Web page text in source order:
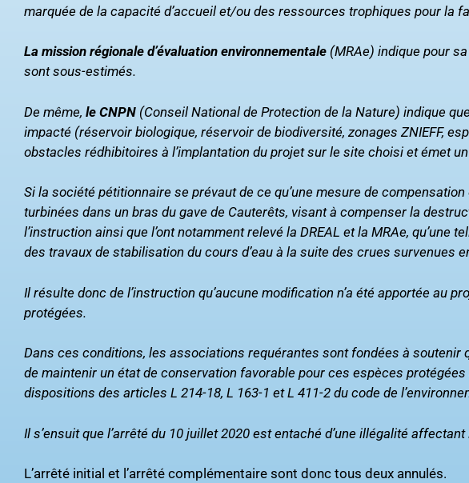
marquée de la capacité d’accueil et/ou des ressources trophiques pour la
La mission régionale d’évaluation environnementale (MRAe) indique pour
sont sous-estimés.
De même, le CNPN (Conseil National de Protection de la Nature) indique
impacté (réservoir biologique, réservoir de biodiversité, zonages ZNIEFF,
obstacles rédhibitoires à l’implantation du projet sur le site choisi et émet
Si la société pétitionnaire se prévaut de ce qu’une mesure de
turbinées dans un bras du gave de Cauterêts, visant à compenser la
l’instruction ainsi que l’ont notamment relevé la DREAL et la MRAe, qu’une
des travaux de stabilisation du cours d’eau à la suite des crues survenues
Il résulte donc de l’instruction qu’aucune modification n’a été apportée au
protégées.
Dans ces conditions, les associations requérantes sont fondées à soutenir
de maintenir un état de conservation favorable pour ces espèces
dispositions des articles L 214-18, L 163-1 et L 411-2 du code de
Il s’ensuit que l’arrêté du 10 juillet 2020 est entaché d’une illégalité
L’arrêté initial et l’arrêté complémentaire sont donc tous deux annulés.